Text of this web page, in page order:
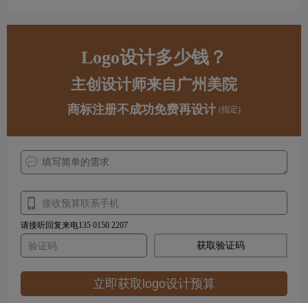
Logo设计多少钱？
主创设计师来自广州美院
商标注册不成功免费再设计 (指定)
请接听回复来电135 0150 2207
获取验证码
立即获取logo设计预算